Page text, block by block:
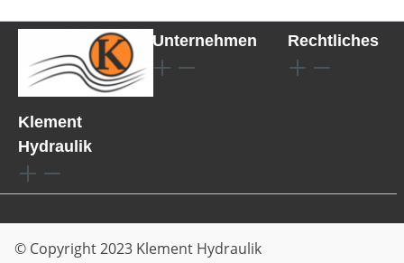
Klement
Hydraulik
Unternehmen Rechtliches
© Copyright 2023 Klement Hydraulik